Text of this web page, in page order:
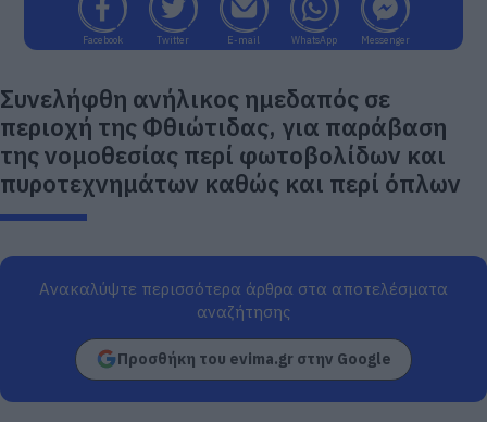
Facebook Twitter E-mail WhatsApp Messenger
Συνελήφθη ανήλικος ημεδαπός σε
περιοχή της Φθιώτιδας, για παράβαση
της νομοθεσίας περί φωτοβολίδων και
πυροτεχνημάτων καθώς και περί όπλων
Ανακαλύψτε περισσότερα άρθρα στα αποτελέσματα
αναζήτησης
Προσθήκη του evima.gr στην Google